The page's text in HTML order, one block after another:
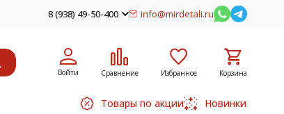
8 (938) 49-50-400 info@mirdetali.ru
Войти Сравнение Избранное Корзина
Товары по акции Новинки